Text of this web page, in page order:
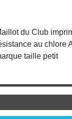
du Club
au chlore
taille petit